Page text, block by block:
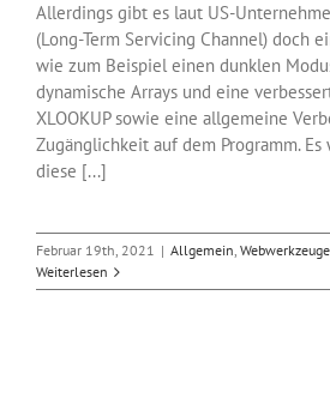
Allerdings gibt es laut US-
(Long-Term Servicing Channel) doch
wie zum Beispiel einen dunklen
dynamische Arrays und eine
XLOOKUP sowie eine allgemeine
Zugänglichkeit auf dem Programm. Es
diese [...]
Februar 19th, 2021 | Allgemein, Webwerkzeuge
Weiterlesen